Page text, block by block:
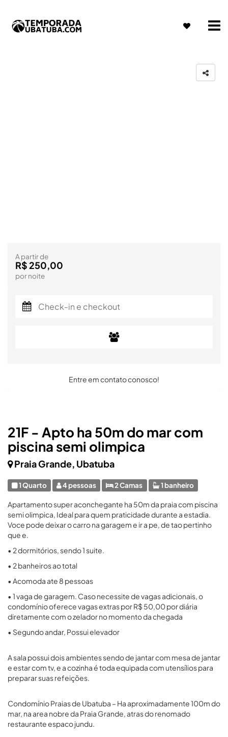
21F - Apto ha 50m do mar com
piscina semi olimpica
Praia Grande, Ubatuba
1 Quarto 4 pessoas 2 Camas 1 banheiro
Apartamento super aconchegante ha 50m da praia com piscina
semi olimpica, Ideal para quem praticidade durante a estadia.
Voce pode deixar o carro na garagem e ir a pe, de tao pertinho
que e.
• 2 dormitórios, sendo 1 suite.
• 2 banheiros ao total
• Acomoda ate 8 pessoas
• 1 vaga de garagem. Caso necessite de vagas adicionais, o
condomínio oferece vagas extras por R$ 50,00 por diária
diretamente com o zelador no momento da chegada
• Segundo andar, Possui elevador
A sala possui dois ambientes sendo de jantar com mesa de jantar
e estar com tv, e a cozinha é toda equipada com utensílios para
preparar suas refeições.
Condomínio Praias de Ubatuba – Ha aproximadamente 100m do
mar, na area nobre da Praia Grande, atras do renomado
restaurante espaco jundu.
A partir de
R$ 250,00
por noite
Entre em contato conosco!